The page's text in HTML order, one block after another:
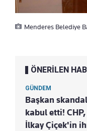
Menderes Belediye
ÖNERİLEN
GÜNDEM
Başkan
kabul etti!
İlkay Çiçek'in